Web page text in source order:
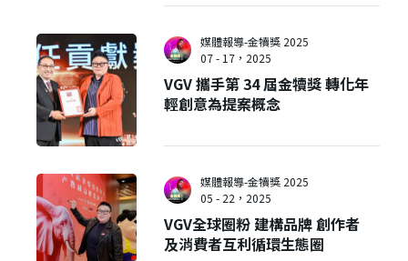
媒體報導-金犢獎 2025
07 - 17，2025
VGV 攜手第 34 屆金犢獎 轉化年
輕創意為提案概念
媒體報導-金犢獎 2025
05 - 22，2025
VGV全球圈粉 建構品牌 創作者
及消費者互利循環生態圈